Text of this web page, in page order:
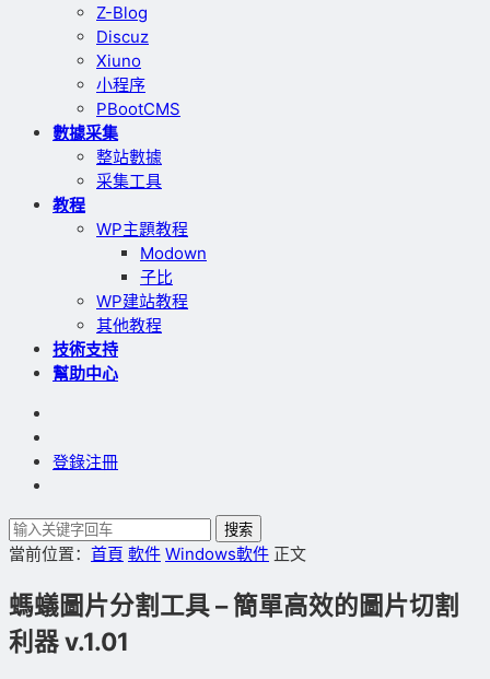
Z-Blog
Discuz
Xiuno
小程序
PBootCMS
數據采集
整站數據
采集工具
教程
WP主題教程
Modown
子比
WP建站教程
其他教程
技術支持
幫助中心
登錄注冊
搜索
當前位置： 首頁 軟件 Windows軟件 正文
螞蟻圖片分割工具 – 簡單高效的圖片切割
利器 v.1.01